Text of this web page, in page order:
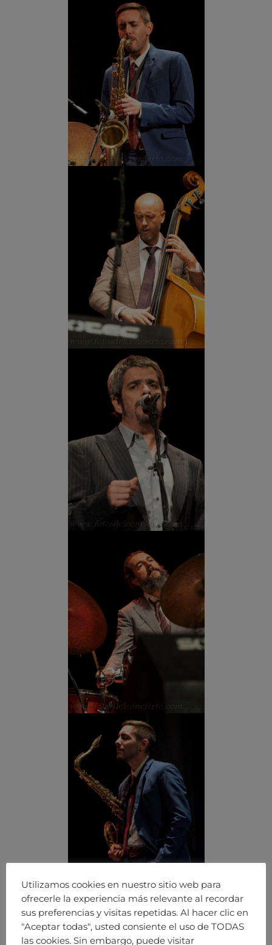
Utilizamos cookies en nuestro sitio web para
ofrecerle la experiencia más relevante al recordar
sus preferencias y visitas repetidas. Al hacer clic en
"Aceptar todas", usted consiente el uso de TODAS
las cookies. Sin embargo, puede visitar